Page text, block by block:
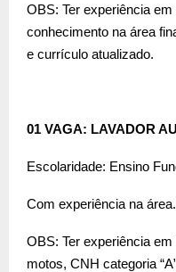
OBS: Ter experiência
conhecimento na área
e currículo atualizado.
01 VAGA: LAVADOR
Escolaridade: Ensino
Com experiência na área.
OBS: Ter experiência
motos, CNH categoria